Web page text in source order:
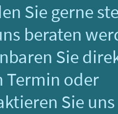
Sie gerne
beraten
Sie
Termin oder
Sie uns